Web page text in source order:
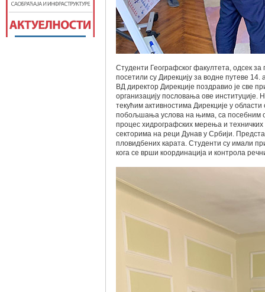
Студенти Географског факултета, одсек
посетили су Дирекцију за водне путеве
ВД директор Дирекције поздравио је све
организацију пословања ове институције.
текућим активностима Дирекције у
побољшања услова на њима, са посебним
процес хидрографских мерења и
секторима на реци Дунав у Србији.
пловидбених карата. Студенти су имали
кога се врши координација и контрола